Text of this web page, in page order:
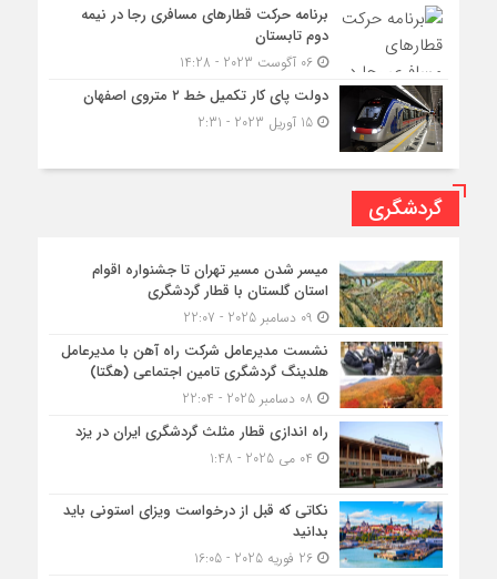
برنامه حرکت قطارهای مسافری رجا در نیمه
دوم تابستان
06 آگوست 2023 - 14:28
دولت پای کار تکمیل خط ۲ متروی اصفهان
15 آوریل 2023 - 2:31
گردشگری
میسر شدن مسیر تهران تا جشنواره اقوام
استان گلستان با قطار گردشگری
نشست مدیرعامل شرکت راه آهن با مدیرعامل
هلدینگ گردشگری تامین اجتماعی (هگتا)
راه اندازی قطار مثلث گردشگری ایران در یزد
نکاتی که قبل از درخواست ویزای استونی باید
بدانید
26 فوریه 2025 - 16:05